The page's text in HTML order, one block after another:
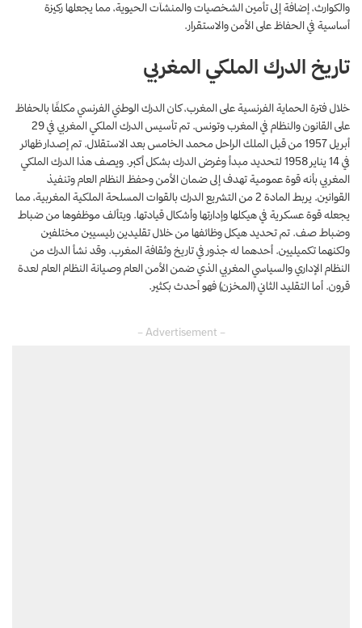
والكوارث، إضافة إلى تأمين الشخصيات والمنشآت الحيوية، مما يجعلها ركيزة
أساسية في الحفاظ على الأمن والاستقرار.
تاريخ الدرك الملكي المغربي
خلال فترة الحماية الفرنسية على المغرب، كان الدرك الوطني الفرنسي مكلفًا بالحفاظ
على القانون والنظام في المغرب وتونس. تم تأسيس الدرك الملكي المغربي في 29
أبريل 1957 من قبل الملك الراحل محمد الخامس بعد الاستقلال. تم إصدار ظهائر
في 14 يناير 1958 لتحديد مبدأ وغرض الدرك بشكل أكبر. ويصف هذا الدرك الملكي
المغربي بأنه قوة عمومية تهدف إلى ضمان الأمن وحفظ النظام العام وتنفيذ
القوانين. يربط المادة 2 من التشريع الدرك بالقوات المسلحة الملكية المغربية، مما
يجعله قوة عسكرية في هيكلها وإدارتها وأشكال قيادتها. ويتألف موظفوها من ضباط
وضباط صف. تم تحديد هيكل وظائفها من خلال تقليدين رئيسيين مختلفين
ولكنهما تكميليين. أحدهما له جذور في تاريخ وثقافة المغرب. وقد نشأ الدرك من
النظام الإداري والسياسي المغربي الذي ضمن الأمن العام وصيانة النظام العام لعدة
قرون. أما التقليد الثاني (المخزن) فهو أحدث بكثير.
– Advertisement –